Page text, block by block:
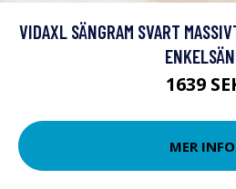
VIDAXL SÄNGRAM SVART
1639
MER